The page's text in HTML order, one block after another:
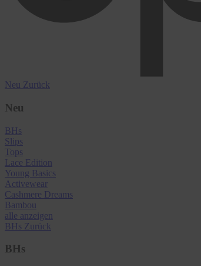
Neu Zurück
Neu
BHs
Slips
Tops
Lace Edition
Young Basics
Activewear
Cashmere Dreams
Bambou
alle anzeigen
BHs Zurück
BHs